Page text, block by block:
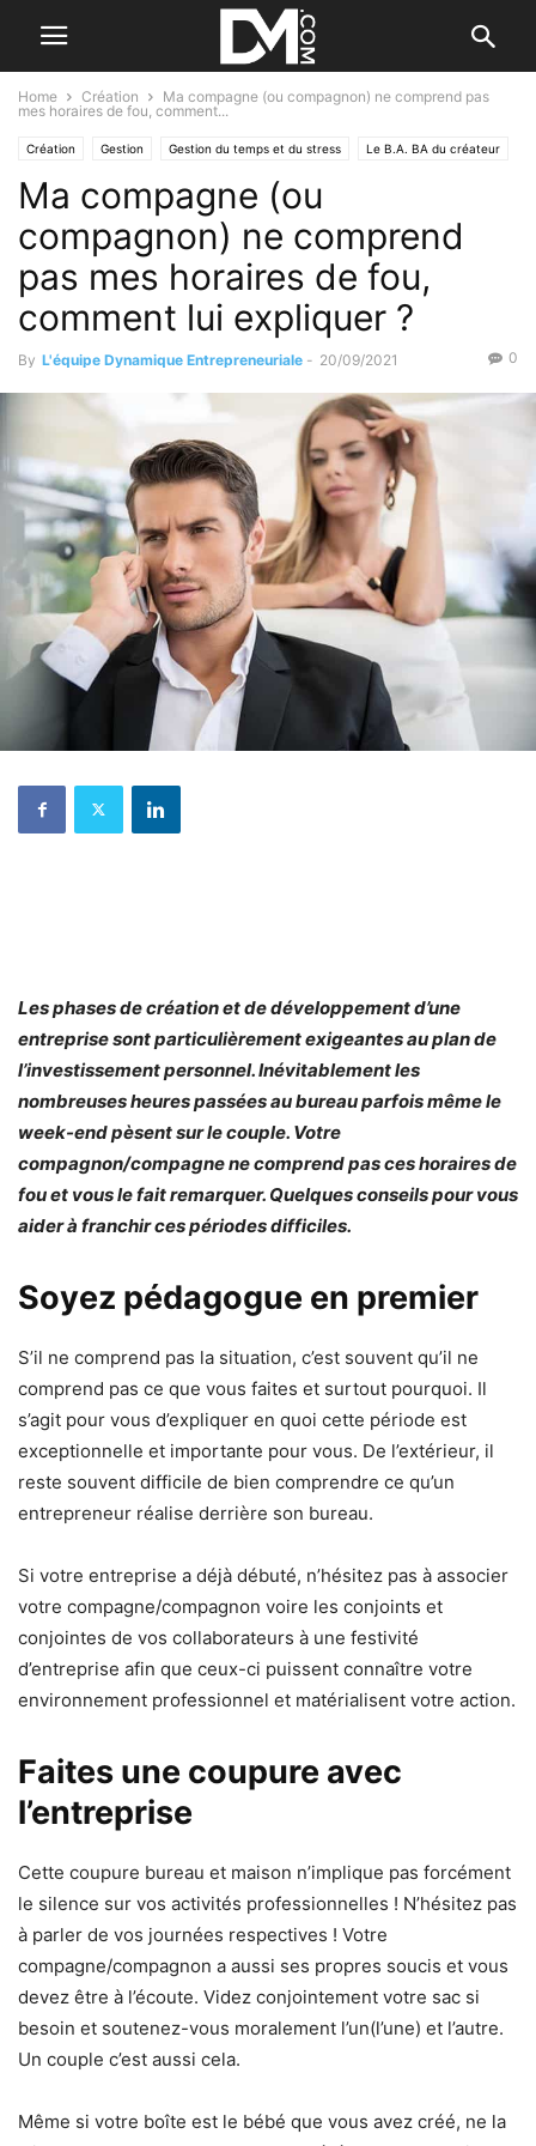
Home Création
Ma compagne (ou compagnon) ne comprend pas
mes horaires de fou, comment...
Création Gestion Gestion du temps et du stress Le B.A. BA du créateur
Personnel
Ma compagne (ou
compagnon) ne comprend
pas mes horaires de fou,
comment lui expliquer ?
By L'équipe Dynamique Entrepreneuriale - 20/09/2021 0
Les phases de création et de développement d’une
entreprise sont particulièrement exigeantes au plan de
l’investissement personnel. Inévitablement les
nombreuses heures passées au bureau parfois même le
week-end pèsent sur le couple. Votre
compagnon/compagne ne comprend pas ces horaires de
fou et vous le fait remarquer. Quelques conseils pour vous
aider à franchir ces périodes difficiles.
Soyez pédagogue en premier
S’il ne comprend pas la situation, c’est souvent qu’il ne
comprend pas ce que vous faites et surtout pourquoi. Il
s’agit pour vous d’expliquer en quoi cette période est
exceptionnelle et importante pour vous. De l’extérieur, il
reste souvent difficile de bien comprendre ce qu’un
entrepreneur réalise derrière son bureau.
Si votre entreprise a déjà débuté, n’hésitez pas à associer
votre compagne/compagnon voire les conjoints et
conjointes de vos collaborateurs à une festivité
d’entreprise afin que ceux-ci puissent connaître votre
environnement professionnel et matérialisent votre action.
Faites une coupure avec
l’entreprise
Cette coupure bureau et maison n’implique pas forcément
le silence sur vos activités professionnelles ! N’hésitez pas
à parler de vos journées respectives ! Votre
compagne/compagnon a aussi ses propres soucis et vous
devez être à l’écoute. Videz conjointement votre sac si
besoin et soutenez-vous moralement l’un(l’une) et l’autre.
Un couple c’est aussi cela.
Même si votre boîte est le bébé que vous avez créé, ne la